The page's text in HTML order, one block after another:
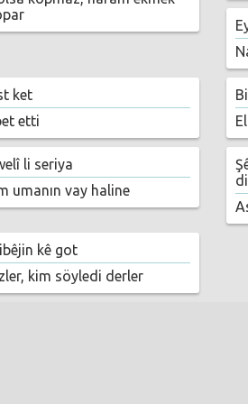
ket
etti
li seriya
umanın vay haline
kê got
kim söyledi derler